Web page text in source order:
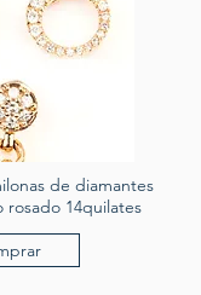
de diamantes
rosado 14quilates